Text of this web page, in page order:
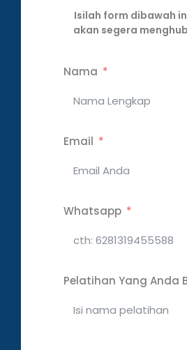
Isilah form dibawah
akan segera
Nama
Email
Whatsapp
Pelatihan Yang Anda